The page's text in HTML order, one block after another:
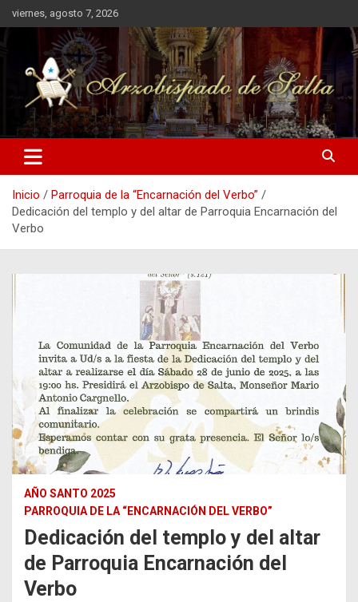
Saltar
al
contenido
viernes, agosto 7, 2026
Arzobispado de Salta
Arzobispado de Salta
Inicio
Parroquia de la “Encarnación del Verbo”
Dedicación del templo y del altar de Parroquia Encarnación del
Verbo
AÑO SANTO 2025
PARROQUIA DE LA “ENCARNACIÓN DEL VERBO”
Dedicación del templo y del altar
de Parroquia Encarnación del
Verbo